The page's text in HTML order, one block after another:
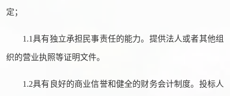
定；
1.1具有独立承担民事责任的能力。提供法人或者其他组
织的营业执照等证明文件。
1.2具有良好的商业信誉和健全的财务会计制度。投标人